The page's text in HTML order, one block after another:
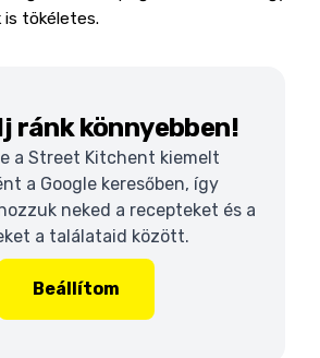
is tökéletes.
ránk könnyebben!
a Street Kitchent kiemelt
a Google keresőben, így
neked a recepteket és a
a találataid között.
Beállítom